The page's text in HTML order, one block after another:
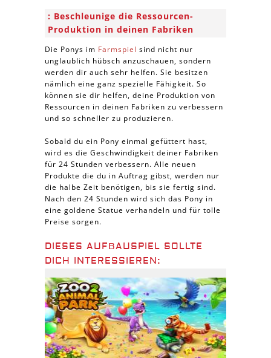
Beschleunige die Ressourcen-
Produktion in deinen Fabriken
Die Ponys im Farmspiel sind nicht nur
unglaublich hübsch anzuschauen, sondern
werden dir auch sehr helfen. Sie besitzen
nämlich eine ganz spezielle Fähigkeit. So
können sie dir helfen, deine Produktion von
Ressourcen in deinen Fabriken zu verbessern
und so schneller zu produzieren.
Sobald du ein Pony einmal gefüttert hast,
wird es die Geschwindigkeit deiner Fabriken
für 24 Stunden verbessern. Alle neuen
Produkte die du in Auftrag gibst, werden nur
die halbe Zeit benötigen, bis sie fertig sind.
Nach den 24 Stunden wird sich das Pony in
eine goldene Statue verhandeln und für tolle
Preise sorgen.
DIESES AUFBAUSPIEL SOLLTE
DICH INTERESSIEREN: